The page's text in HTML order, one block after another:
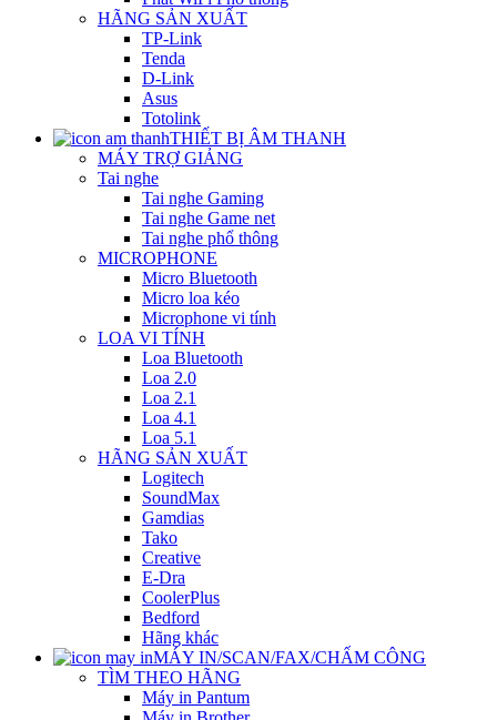
HÃNG SẢN XUẤT
TP-Link
Tenda
D-Link
Asus
Totolink
THIẾT BỊ ÂM THANH
MÁY TRỢ GIẢNG
Tai nghe
Tai nghe Gaming
Tai nghe Game net
Tai nghe phổ thông
MICROPHONE
Micro Bluetooth
Micro loa kéo
Microphone vi tính
LOA VI TÍNH
Loa Bluetooth
Loa 2.0
Loa 2.1
Loa 4.1
Loa 5.1
HÃNG SẢN XUẤT
Logitech
SoundMax
Gamdias
Tako
Creative
E-Dra
CoolerPlus
Bedford
Hãng khác
MÁY IN/SCAN/FAX/CHẤM CÔNG
TÌM THEO HÃNG
Máy in Pantum